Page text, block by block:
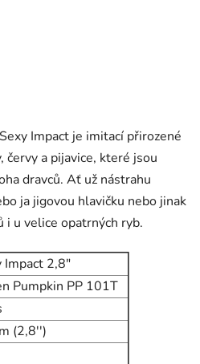
Impact je imitací přirozené
červy a pijavice, které jsou
dravců. Ať už nástrahu
ja jigovou hlavičku nebo jinak
i u velice opatrných ryb.
Impact 2,8"
Pumpkin PP 101T
(2,8'')